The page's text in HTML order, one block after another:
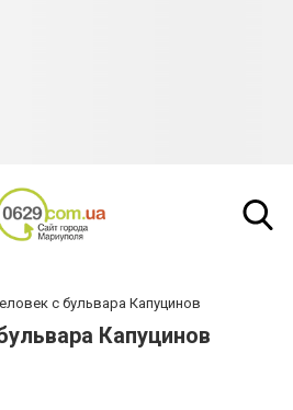
с бульвара Капуцинов
Капуцинов